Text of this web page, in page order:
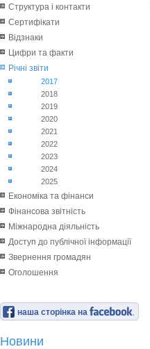
Структура і контакти
Сертифікати
Відзнаки
Цифри та факти
Річні звіти
2017
2018
2019
2020
2021
2022
2023
2024
2025
Економіка та фінанси
Фінансова звітність
Міжнародна діяльність
Доступ до публічної інформації
Звернення громадян
Оголошення
наша сторінка на
Новини